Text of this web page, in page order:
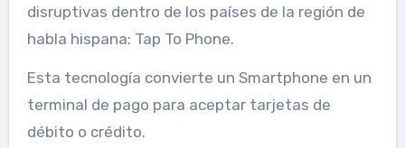
disruptivas dentro de los países de la región de
habla hispana: Tap To Phone.
Esta tecnología convierte un Smartphone en un
terminal de pago para aceptar tarjetas de
débito o crédito.